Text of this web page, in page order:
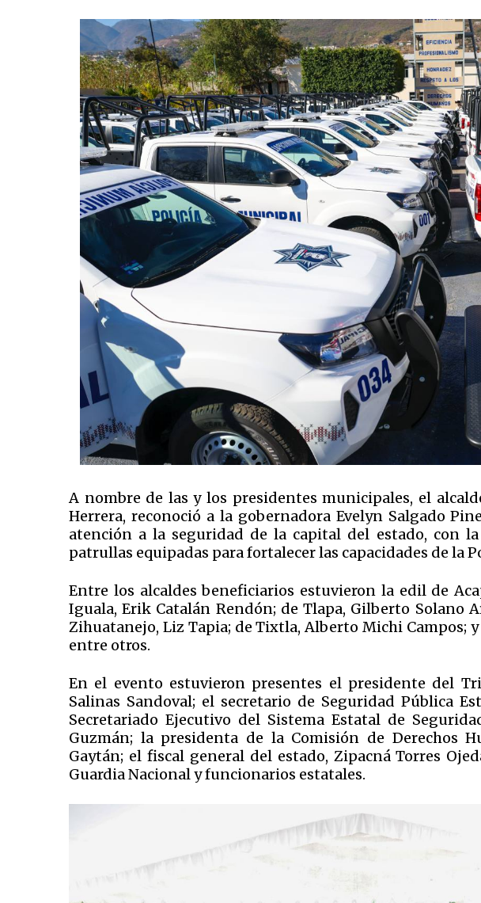
A nombre de las y los presidentes municipales, el
Herrera, reconoció a la gobernadora Evelyn Salgado
atención a la seguridad de la capital del estado, con
patrullas equipadas para fortalecer las capacidades de la
Entre los alcaldes beneficiarios estuvieron la edil de
Iguala, Erik Catalán Rendón; de Tlapa, Gilberto Solano
Zihuatanejo, Liz Tapia; de Tixtla, Alberto Michi Campos; y
entre otros.
En el evento estuvieron presentes el presidente del
Salinas Sandoval; el secretario de Seguridad Pública
Secretariado Ejecutivo del Sistema Estatal de
Guzmán; la presidenta de la Comisión de Derechos
Gaytán; el fiscal general del estado, Zipacná Torres
Guardia Nacional y funcionarios estatales.